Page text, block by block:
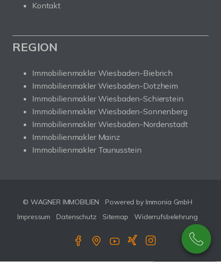
Kontakt
REGION
Immobilienmakler Wiesbaden-Biebrich
Immobilienmakler Wiesbaden-Dotzheim
Immobilienmakler Wiesbaden-Schierstein
Immobilienmakler Wiesbaden-Sonnenberg
Immobilienmakler Wiesbaden-Nordenstadt
Immobilienmakler Mainz
Immobilienmakler Taunusstein
© WAGNER IMMOBILIEN
Powered by Immonia GmbH
Impressum
Datenschutz Sitemap Widerrufsbelehrung